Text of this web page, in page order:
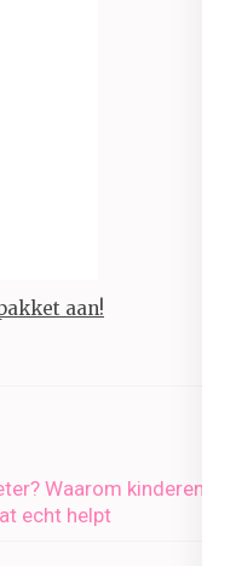
aan!
Waarom kinderen
echt helpt